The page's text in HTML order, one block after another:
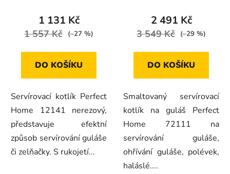
1 131 Kč
1 557 Kč (–27 %)
DO KOŠÍKU
Servírovací kotlík Perfect
Home 12141 nerezový,
představuje efektní
způsob servírování guláše
či zelňačky. S rukojetí...
2 491 Kč
3 549 Kč (–29 %)
DO KOŠÍKU
Smaltovaný servírovací
kotlík na guláš Perfect
Home 72111 na
servírování guláše,
ohřívání guláše, polévek,
haláslé....